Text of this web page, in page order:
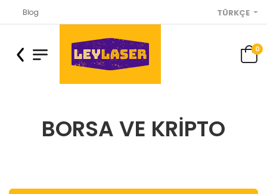
Blog TÜRKÇE
0
BORSA VE KRIPTO